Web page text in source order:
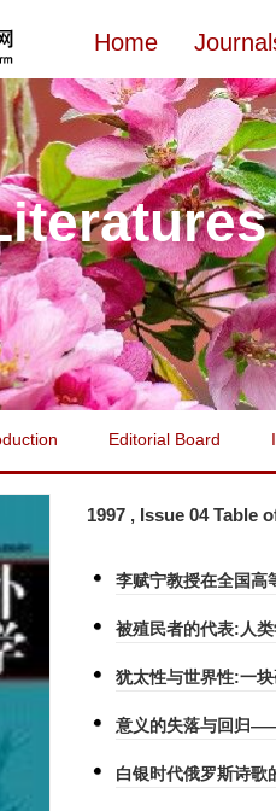
Home
Editorial Board
1997 , Issue 04 Table
李赋宁教授在全国高
被殖民者的代表:人
犹太性与世界性:一
意义的失落与回归
白银时代俄罗斯诗歌